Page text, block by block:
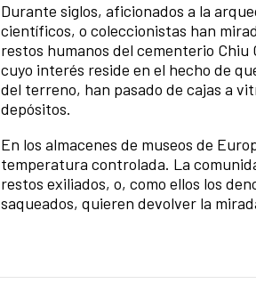
Durante siglos, aficionados a la
científicos, o coleccionistas han
restos humanos del cementerio
cuyo interés reside en el hecho de
del terreno, han pasado de cajas a
depósitos.
En los almacenes de museos de
temperatura controlada. La
restos exiliados, o, como ellos los
saqueados, quieren devolver la